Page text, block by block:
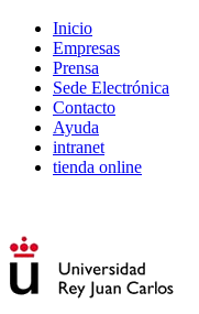
Inicio
Empresas
Prensa
Sede Electrónica
Contacto
Ayuda
intranet
tienda online